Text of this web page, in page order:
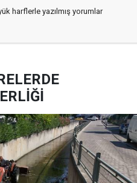
harflerle yazılmış yorumlar